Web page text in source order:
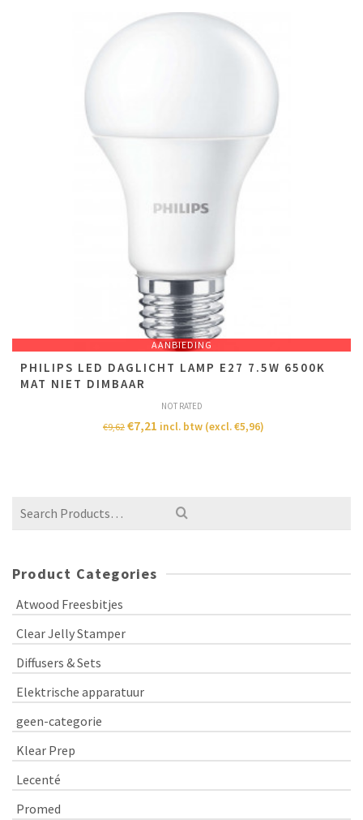
AANBIEDING
PHILIPS LED DAGLICHT LAMP E27 7.5W 6500K
MAT NIET DIMBAAR
NOT RATED
€9,62 €7,21 incl. btw (excl.€5,96)
Product Categories
Atwood Freesbitjes
Clear Jelly Stamper
Diffusers & Sets
Elektrische apparatuur
geen-categorie
Klear Prep
Lecenté
Promed